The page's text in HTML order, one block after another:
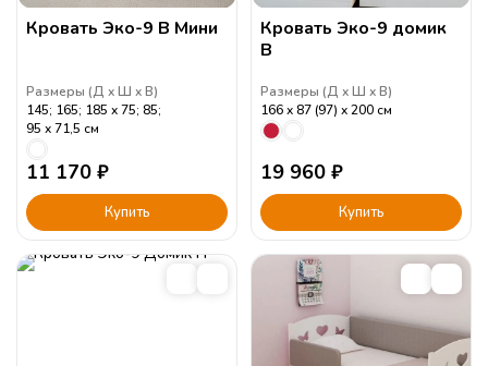
Кровать Эко-9 В Мини
Размеры (Д Ш В)
145; 165; 185
75; 85;
95
71,5 см
11 170 ₽
Купить
Кровать Эко-9 домик
В
Размеры (Д Ш В)
166
87 (97) 200 см
19 960 ₽
Купить